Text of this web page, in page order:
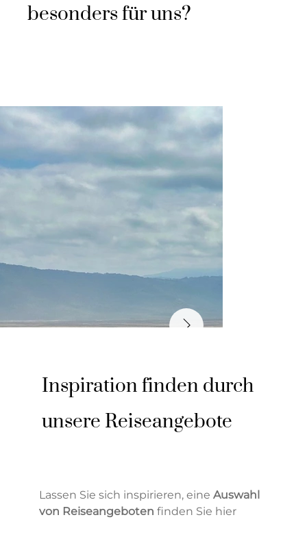
besonders für uns?
Inspiration finden durch
unsere Reiseangebote
Lassen Sie sich inspirieren, eine Auswahl
von Reiseangeboten finden Sie hier